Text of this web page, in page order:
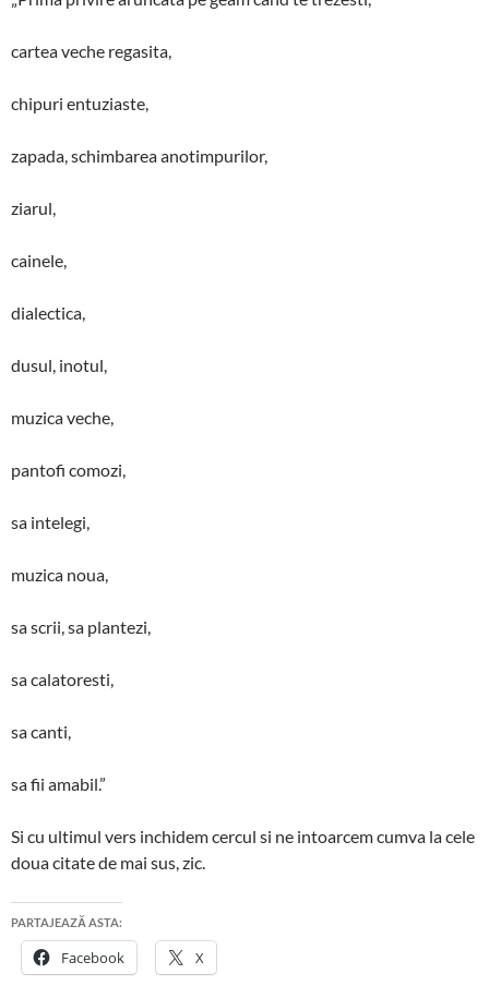
cartea veche regasita,
chipuri entuziaste,
zapada, schimbarea anotimpurilor,
ziarul,
cainele,
dialectica,
dusul, inotul,
muzica veche,
pantofi comozi,
sa intelegi,
muzica noua,
sa scrii, sa plantezi,
sa calatoresti,
sa canti,
sa fii amabil.”
Si cu ultimul vers inchidem cercul si ne intoarcem cumva la cele
doua citate de mai sus, zic.
PARTAJEAZĂ ASTA:
Facebook X